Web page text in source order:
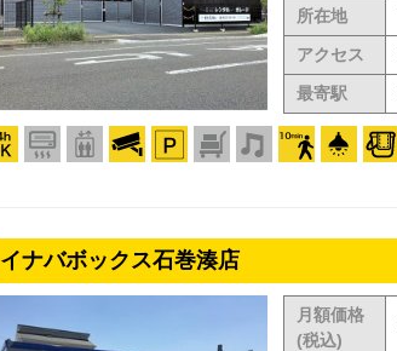
所在地
アクセス
最寄駅
イナバボックス石巻湊店
月額価格
(税込)